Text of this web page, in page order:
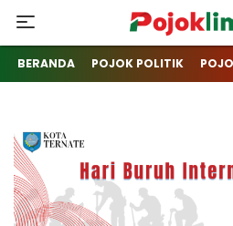
Mojokin
BERANDA POJOK POLITIK